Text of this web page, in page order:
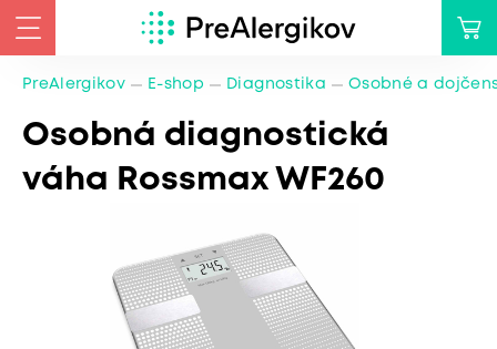
PreAlergikov E-shop Diagnostika Osobné a
Osobná diagnostická
váha Rossmax WF260